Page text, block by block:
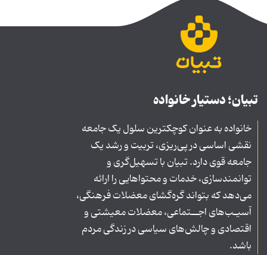
تبیان؛ دستیار خانواده
خانواده به عنوان کوچکترین سلول یک جامعه
نقشی اساسی در پی‌ریزی، تربیت و رشد یک
جامعه قوی دارد. تبیان با تسهیل‌گری و
توانمندسازی، خدمات و محتواهایی را ارائه
می‌دهد که بتواند گره‌گشای معضلات فرهنگی،
آسیـب‌های اجــتماعی، معضلات معیشتی و
اقتصادی و چالش‌های سیاسی در زندگی مردم
باشد.